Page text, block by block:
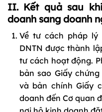
II. Kết quả sau
doanh sang doanh
Về tư cách pháp lý
DNTN được thành
tư cách hoạt động.
bản sao Giấy
và bản chính Giấy
doanh đến Cơ quan